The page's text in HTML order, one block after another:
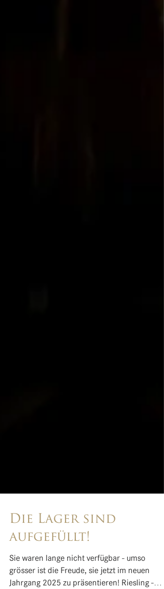
Die Lager sind
aufgefüllt!
Sie waren lange nicht verfügbar - umso
grösser ist die Freude, sie jetzt im neuen